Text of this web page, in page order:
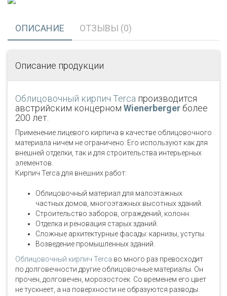
ОПИСАНИЕ ОТЗЫВЫ (0)
Описание продукции
Облицовочный кирпич Terca производится
австрийским концерном Wienerbergerболее
200 лет.
Применение лицевого кирпича в качестве облицовочного
материала ничем не ограничено. Его используют как для
внешней отделки, так и для строительства интерьерных
элементов.
Кирпич Terca для внешних работ:
Облицовочный материал для малоэтажных
частных домов, многоэтажных высотных зданий.
Строительство заборов, ограждений, колонн.
Отделка и реновация старых зданий.
Сложные архитектурные фасады: карнизы, уступы.
Возведение промышленных зданий.
Облицовочный кирпич Terca во много раз превосходит
по долговечности другие облицовочные материалы. Он
прочен, долговечен, морозостоек. Со временем его цвет
не тускнеет, а на поверхности не образуются разводы.